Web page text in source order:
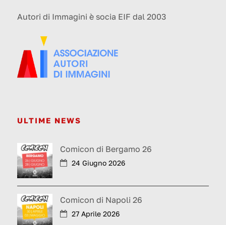
Autori di Immagini è socia EIF dal 2003
ULTIME NEWS
Comicon di Bergamo 26
24 Giugno 2026
Comicon di Napoli 26
27 Aprile 2026